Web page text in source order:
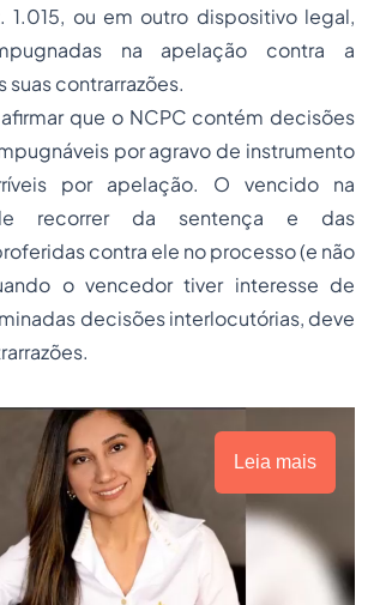
1.015, ou em outro dispositivo legal,
na apelação contra a
suas contrarrazões.
que o NCPC contém decisões
por agravo de instrumento
por apelação. O vencido na
recorrer da sentença e das
contra ele no processo (e não
o vencedor tiver interesse de
decisões interlocutórias, deve
Leia mais